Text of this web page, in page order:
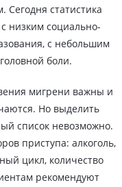
статистика
низким социально-
с небольшим
боли.
мигрени важны и
Но выделить
список невозможно.
приступа: алкоголь,
цикл, количество
рекомендуют